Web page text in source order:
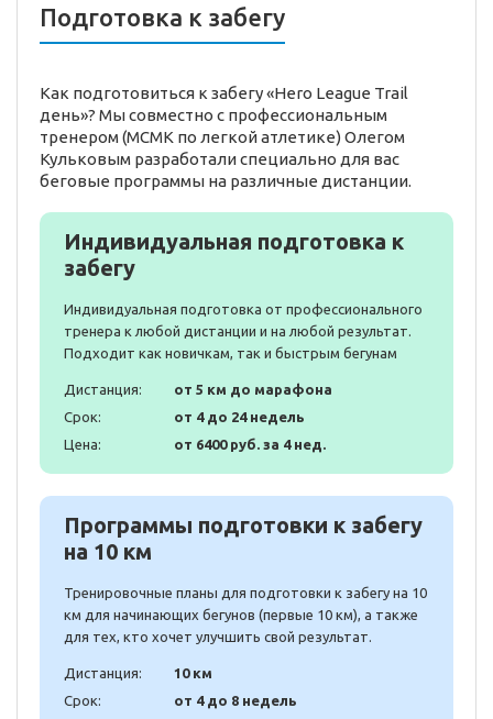
Подготовка к забегу
Как подготовиться к забегу «Hero League Trail
день»? Мы совместно с профессиональным
тренером (МСМК по легкой атлетике) Олегом
Кульковым разработали специально для вас
беговые программы на различные дистанции.
Индивидуальная подготовка к
забегу
Индивидуальная подготовка от профессионального
тренера к любой дистанции и на любой результат.
Подходит как новичкам, так и быстрым бегунам
Дистанция:
от 5 км до марафона
Срок:
от 4 до 24 недель
Цена:
от 6400 руб. за 4 нед.
Программы подготовки к забегу
на 10 км
Тренировочные планы для подготовки к забегу на 10
км для начинающих бегунов (первые 10 км), а также
для тех, кто хочет улучшить свой результат.
Дистанция:
10 км
Срок:
от 4 до 8 недель